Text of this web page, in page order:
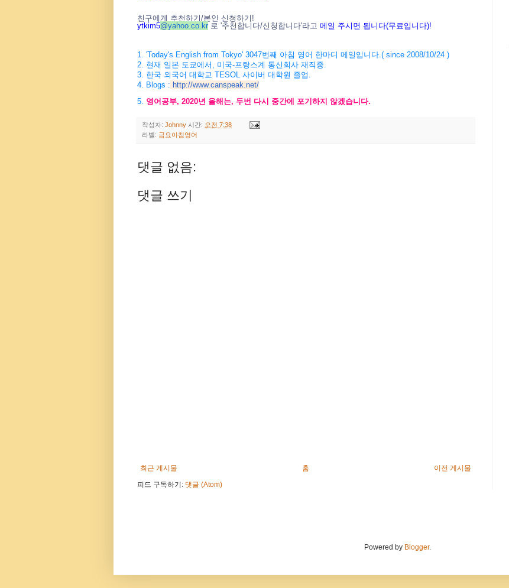
친구에게 추천하기/본인 신청하기!
ytkim5@yahoo.co.kr 로 '추천합니다/신청합니다'라고 메일 주시면 됩니다(무료입니다)!
1. 'Today's English from Tokyo' 3047번째 아침 영어 한마디 메일입니다.( since 2008/10/24 )
2. 현재 일본 도쿄에서, 미국-프랑스계 통신회사 재직중.
3. 한국 외국어 대학교 TESOL 사이버 대학원 졸업.
4. Blogs : http://www.canspeak.net/
5. 영어공부, 2020년 올해는, 두번 다시 중간에 포기하지 않겠습니다.
작성자: Johnny 시간: 오전 7:38
라벨: 금요아침영어
댓글 없음:
댓글 쓰기
최근 게시물 이전 게시물
홈
피드 구독하기: 댓글 (Atom)
Powered by Blogger.